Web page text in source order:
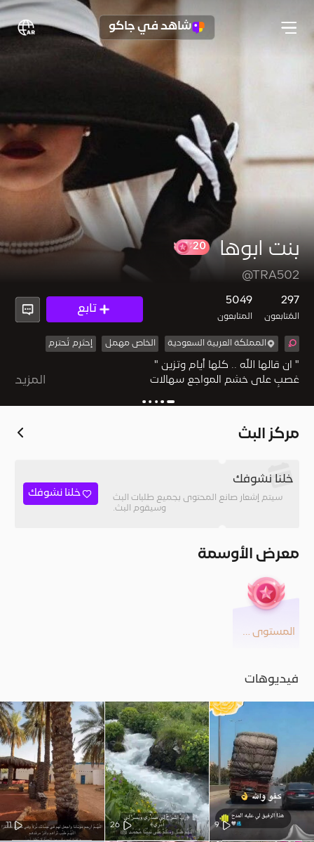
شاهد في جاكو
بنت ابوها
@TRA502
297
المُتابعون
5049
المتابعون
تابع
المملكة العربية السعودية الخاص مهمل إحتَرِم تُحترم
‏غصبٍ على خشم المواجع سهالات
المزيد
مركز البث
خلنا نشوفك
سيتم إشعار صانع المحتوى بجميع طلبات البث
وسيقوم البث.
خلنا نشوفك
معرض الأوسمة
المستوى 20
فيديوهات
9
26
11